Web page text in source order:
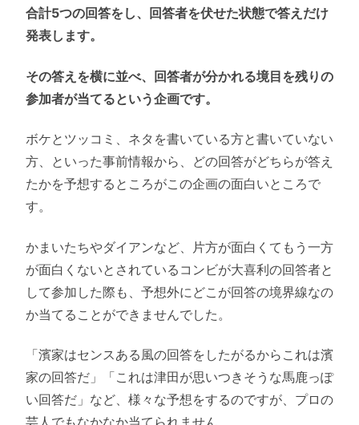
合計5つの回答をし、回答者を伏せた状態で答えだけ
発表します。
その答えを横に並べ、回答者が分かれる境目を残りの
参加者が当てるという企画です。
ボケとツッコミ、ネタを書いている方と書いていない
方、といった事前情報から、どの回答がどちらが答え
たかを予想するところがこの企画の面白いところで
す。
かまいたちやダイアンなど、片方が面白くてもう一方
が面白くないとされているコンビが大喜利の回答者と
して参加した際も、予想外にどこが回答の境界線なの
か当てることができませんでした。
「濱家はセンスある風の回答をしたがるからこれは濱
家の回答だ」「これは津田が思いつきそうな馬鹿っぽ
い回答だ」など、様々な予想をするのですが、プロの
芸人でもなかなか当てられません。